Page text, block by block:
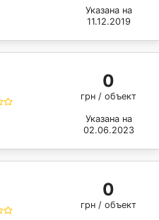
Указана на
11.12.2019
0
грн / объект
Указана на
02.06.2023
0
грн / объект